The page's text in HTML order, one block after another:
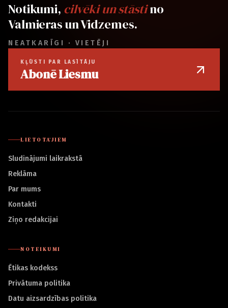
Notikumi, cilvēki un stāstino
Valmieras un Vidzemes.
NEATKARĪGI · VIETĒJI
KĻŪSTI PAR LASĪTĀJU
Abonē Liesmu
LIETOTĀJIEM
Sludinājumi laikrakstā
Reklāma
Par mums
Kontakti
Ziņo redakcijai
NOTEIKUMI
Ētikas kodekss
Privātuma politika
Datu aizsardzības politika